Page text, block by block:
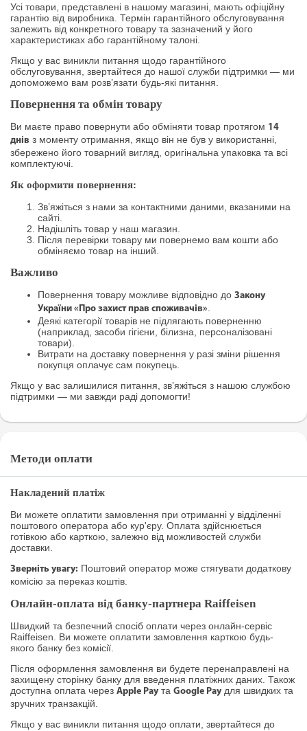
Усі товари, представлені в нашому магазині, мають офіційну
гарантію від виробника. Термін гарантійного обслуговування
залежить від конкретного товару та зазначений у його
характеристиках або гарантійному талоні.
Якщо у вас виникли питання щодо гарантійного
обслуговування, звертайтеся до нашої служби підтримки — ми
допоможемо вам розв’язати будь-які питання.
Повернення та обмін товару
Ви маєте право повернути або обміняти товар протягом 14
днів з моменту отримання, якщо він не був у використанні,
збережено його товарний вигляд, оригінальна упаковка та всі
комплектуючі.
Як оформити повернення:
Зв’яжіться з нами за контактними даними, вказаними на
сайті.
Надішліть товар у наш магазин.
Після перевірки товару ми повернемо вам кошти або
обміняємо товар на інший.
Важливо
Повернення товару можливе відповідно до Закону
України «Про захист прав споживачів».
Деякі категорії товарів не підлягають поверненню
(наприклад, засоби гігієни, білизна, персоналізовані
товари).
Витрати на доставку повернення у разі зміни рішення
покупця оплачує сам покупець.
Якщо у вас залишилися питання, зв’яжіться з нашою службою
підтримки — ми завжди раді допомогти!
Методи оплати
Накладений платіж
Ви можете оплатити замовлення при отриманні у відділенні
поштового оператора або кур'єру. Оплата здійснюється
готівкою або карткою, залежно від можливостей служби
доставки.
Зверніть увагу: Поштовий оператор може стягувати додаткову
комісію за переказ коштів.
Онлайн-оплата від банку-партнера Raiffeisen
Швидкий та безпечний спосіб оплати через онлайн-сервіс
Raiffeisen. Ви можете оплатити замовлення карткою будь-
якого банку без комісії.
Після оформлення замовлення ви будете перенаправлені на
захищену сторінку банку для введення платіжних даних. Також
доступна оплата через Apple Pay та Google Pay для швидких та
зручних транзакцій.
Якщо у вас виникли питання щодо оплати, звертайтеся до